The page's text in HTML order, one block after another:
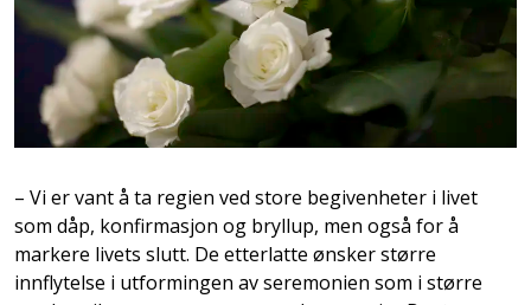
– Vi er vant å ta regien ved store begivenheter i livet
som dåp, konfirmasjon og bryllup, men også for å
markere livets slutt. De etterlatte ønsker større
innflytelse i utformingen av seremonien som i større